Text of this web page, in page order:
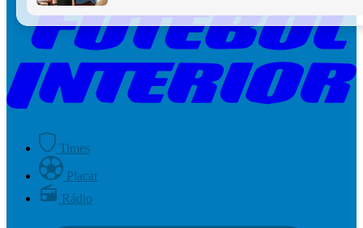
Times
Placar
Rádio